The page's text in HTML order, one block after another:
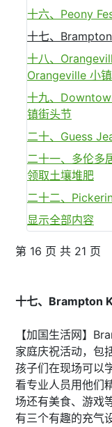
十六、Peony
十七、
十八、
Orangeville 小
十九、
镇街头节
二十、Guess
二十一、多伦多
领取土壤堆肥
二十二、
显示全部内容
第 16 页 共 21 页
十七、Brampton
【加国生活网】
家庭庆祝活动，包
孩子们在现场可以
看专业人员用他们
场还有美食、游戏
有三个有趣的充气